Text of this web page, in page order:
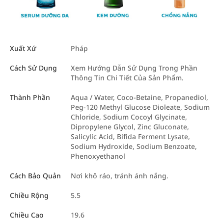
Xuất Xứ Pháp
Cách Sử Dụng
Xem Hướng Dẫn Sử Dụng Trong Phần
Thông Tin Chi Tiết Của Sản Phẩm.
Thành Phần
Aqua / Water, Coco-Betaine, Propanediol,
Peg-120 Methyl Glucose Dioleate, Sodium
Chloride, Sodium Cocoyl Glycinate,
Dipropylene Glycol, Zinc Gluconate,
Salicylic Acid, Bifida Ferment Lysate,
Sodium Hydroxide, Sodium Benzoate,
Phenoxyethanol
Cách Bảo Quản Nơi khô ráo, tránh ánh nắng.
Chiều Rộng 5.5
Chiều Cao 19.6